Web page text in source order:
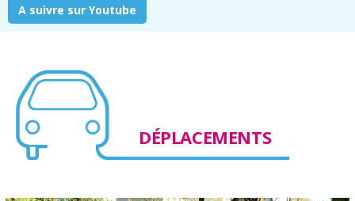
A suivre sur Youtube
DÉPLACEMENTS